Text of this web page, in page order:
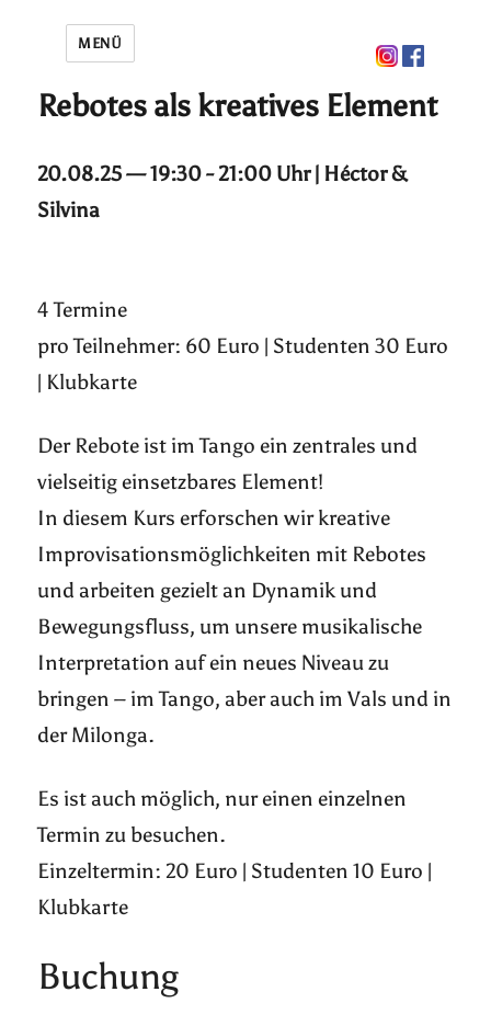
MENÜ
Rebotes als kreatives Element
20.08.25 — 19:30 - 21:00 Uhr | Héctor &
Silvina
4 Termine
pro Teilnehmer: 60 Euro | Studenten 30 Euro
| Klubkarte
Der Rebote ist im Tango ein zentrales und
vielseitig einsetzbares Element!
In diesem Kurs erforschen wir kreative
Improvisationsmöglichkeiten mit Rebotes
und arbeiten gezielt an Dynamik und
Bewegungsfluss, um unsere musikalische
Interpretation auf ein neues Niveau zu
bringen – im Tango, aber auch im Vals und in
der Milonga.
Es ist auch möglich, nur einen einzelnen
Termin zu besuchen.
Einzeltermin: 20 Euro | Studenten 10 Euro |
Klubkarte
Buchung